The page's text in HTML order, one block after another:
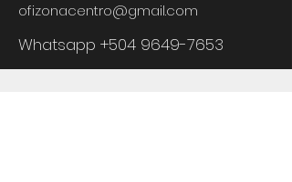
ofizonacentro@gmail.com
Whatsapp +504 9649-7653